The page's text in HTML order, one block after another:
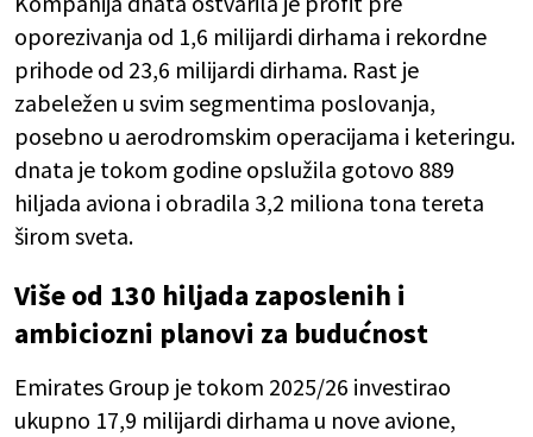
oporezivanja od 1,6 milijardi dirhama i rekordne
prihode od 23,6 milijardi dirhama. Rast je
zabeležen u svim segmentima poslovanja,
posebno u aerodromskim operacijama i keteringu.
dnata je tokom godine opslužila gotovo 889
hiljada aviona i obradila 3,2 miliona tona tereta
širom sveta.
Više od 130 hiljada zaposlenih i
ambiciozni planovi za budućnost
Emirates Group je tokom 2025/26 investirao
ukupno 17,9 milijardi dirhama u nove avione,